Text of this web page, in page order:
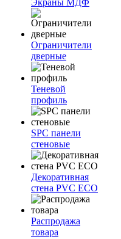
Экраны МДФ
Ограничители
дверные
Теневой
профиль
SPC панели
стеновые
Декоративная
стена PVC ECO
Распродажа
товара